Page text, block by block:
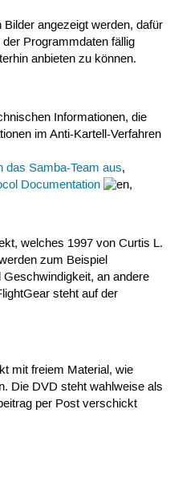
angezeigt werden, dafür
Programmdaten fällig
anbieten zu können.
Informationen, die
im Anti-Kartell-Verfahren
das Samba-Team aus,
Documentation
,
welches 1997 von Curtis L.
zum Beispiel
an andere
steht auf der
mit freiem Material, wie
Die DVD steht wahlweise als
per Post verschickt